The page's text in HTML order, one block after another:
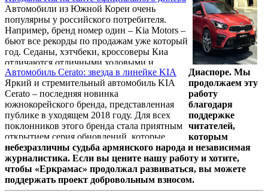
поездок..
Автомобили из Южной Кореи очень
популярны у российского потребителя.
Например, бренд номер один – Kia Motors –
бьют все рекорды по продажам уже который
год. Седаны, хэтчбеки, кроссоверы Киа
отличаются отличными ходовыми и
техническими характеристиками, и при
этом стоят относительно недорого.
Благодаря этому все 15 моделей в
актуальной линейке пользуются высоким
спросом у различных категорией
покупателей в России. Если вы также
являетесь поклонником этого бренда, то
можете подобрать для себя новенькую ...
Автомобиль Cerato: звезда в линейке KIA
Яркий и стремительный автомобиль KIA
Cerato – последняя новинка
южнокорейского бренда, представленная
публике в уходящем 2018 году. Для всех
поклонников этого бренда стала приятным
открытием серия обновлений, которые
коснулись и внешнего облика, и
внутреннего наполнения автомобиля.
Сегодня это городской автомобиль со
спортивным характером, который вы
можете приобрести у официального дилера
Диаспоре. Мы
продолжаем эту
работу
благодаря
поддержке
читателей,
которым
небезразличны судьба армянского народа и независимая
журналистика. Если вы цените нашу работу и хотите,
чтобы «Еркрамас» продолжал развиваться, вы можете
поддержать проект добровольным взносом.